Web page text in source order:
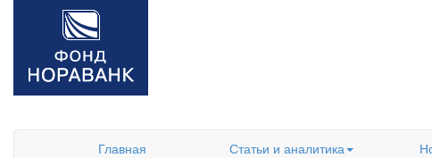
Главная
Статьи и аналитика